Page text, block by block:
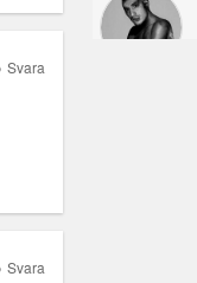
Svara
Svara